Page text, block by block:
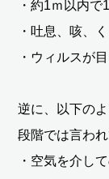
・約1ｍ以内
・吐息、咳、
・ウィルスが
逆に、以下の
段階では言われ
・空気を介し